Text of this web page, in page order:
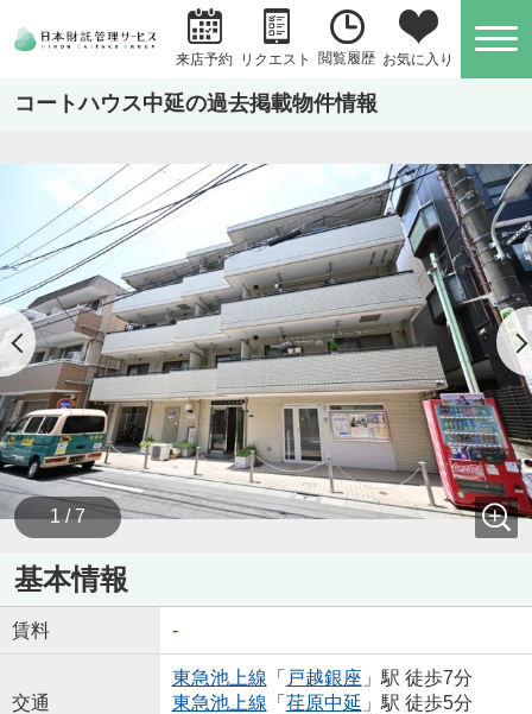
来店予約 リクエスト 閲覧履歴 お気に入り
コートハウス中延の過去掲載物件情報
1 / 7
基本情報
賃料 -
交通
東急池上線 「 戸越銀座 」駅 徒歩7分
東急池上線 「 荏原中延 」駅 徒歩5分